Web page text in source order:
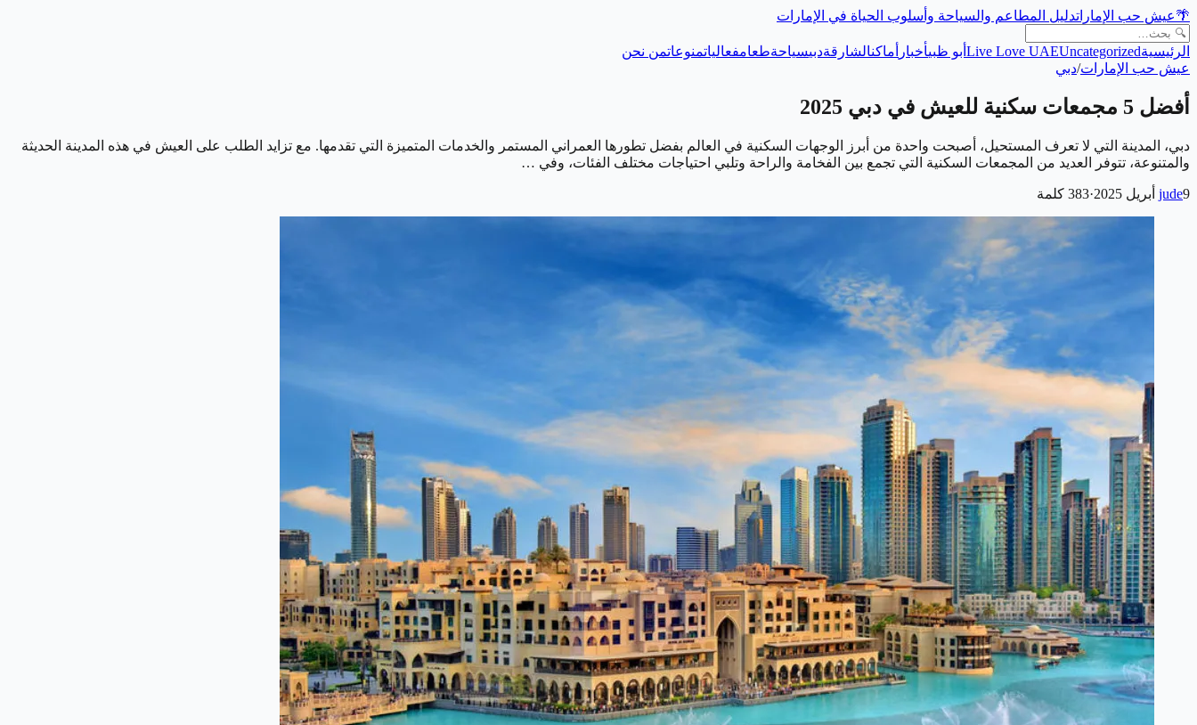
🌴عيش حب الإماراتدليل المطاعم والسياحة وأسلوب الحياة في الإمارات
الرئيسية Live Love UAEUncategorized أبو ظبيأخبار أماكنالشارقةدبيسياحةطعامفعالياتمنوعاتمن نحن
عيش حب الإمارات/دبي
أفضل 5 مجمعات سكنية للعيش في دبي 2025
دبي، المدينة التي لا تعرف المستحيل، أصبحت واحدة من أبرز الوجهات السكنية في العالم بفضل تطورها العمراني المستمر والخدمات المتميزة التي تقدمها. مع تزايد الطلب على العيش في هذه المدينة الحديثة
والمتنوعة، تتوفر العديد من المجمعات السكنية التي تجمع بين الفخامة والراحة وتلبي احتياجات مختلف الفئات، وفي …
jude9 أبريل 2025 ·
383 كلمة